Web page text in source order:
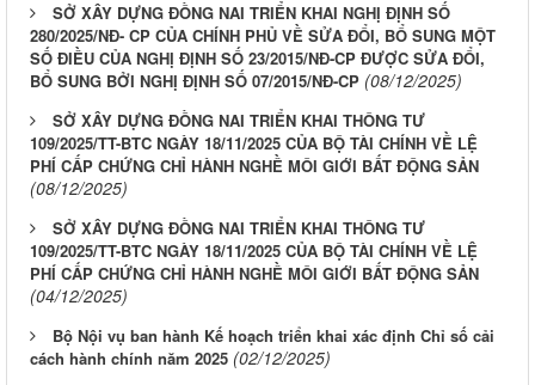
SỞ XÂY DỰNG ĐỒNG NAI TRIỂN KHAI NGHỊ ĐỊNH SỐ
280/2025/NĐ- CP CỦA CHÍNH PHỦ VỀ SỬA ĐỔI, BỔ SUNG MỘT
SỐ ĐIỀU CỦA NGHỊ ĐỊNH SỐ 23/2015/NĐ-CP ĐƯỢC SỬA ĐỔI,
BỔ SUNG BỞI NGHỊ ĐỊNH SỐ 07/2015/NĐ-CP (08/12/2025)
SỞ XÂY DỰNG ĐỒNG NAI TRIỂN KHAI THÔNG TƯ
109/2025/TT-BTC NGÀY 18/11/2025 CỦA BỘ TÀI CHÍNH VỀ LỆ
PHÍ CẤP CHỨNG CHỈ HÀNH NGHỀ MÔI GIỚI BẤT ĐỘNG SẢN
(08/12/2025)
SỞ XÂY DỰNG ĐỒNG NAI TRIỂN KHAI THÔNG TƯ
109/2025/TT-BTC NGÀY 18/11/2025 CỦA BỘ TÀI CHÍNH VỀ LỆ
PHÍ CẤP CHỨNG CHỈ HÀNH NGHỀ MÔI GIỚI BẤT ĐỘNG SẢN
(04/12/2025)
Bộ Nội vụ ban hành Kế hoạch triển khai xác định Chỉ số cải
cách hành chính năm 2025 (02/12/2025)